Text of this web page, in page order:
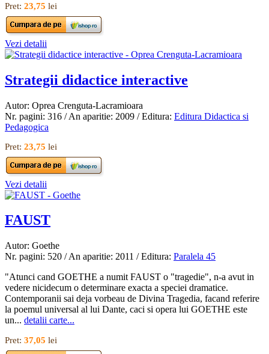
Pret: 23,75 lei
Vezi detalii
Strategii didactice interactive
Autor: Oprea Crenguta-Lacramioara
Nr. pagini: 316 / An aparitie: 2009 / Editura: Editura Didactica si
Pedagogica
Pret: 23,75 lei
Vezi detalii
FAUST
Autor: Goethe
Nr. pagini: 520 / An aparitie: 2011 / Editura: Paralela 45
"Atunci cand GOETHE a numit FAUST o "tragedie", n-a avut in
vedere nicidecum o determinare exacta a speciei dramatice.
Contemporanii sai deja vorbeau de Divina Tragedia, facand referire
la poemul universal al lui Dante, caci si opera lui GOETHE este
un... detalii carte...
Pret: 37,05 lei